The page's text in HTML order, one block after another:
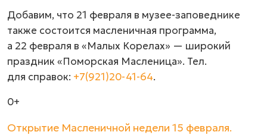
Добавим, что 21 февраля в музее-заповеднике
также состоится масленичная программа,
а 22 февраля в «Малых Корелах» — широкий
праздник «Поморская Масленица». Тел.
для справок: +7(921)20-41-64.
0+
Открытие Масленичной недели 15 февраля.